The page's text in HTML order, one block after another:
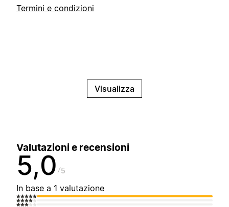
Termini e condizioni
Visualizza
Valutazioni e recensioni
5,0 5
In base a 1 valutazione